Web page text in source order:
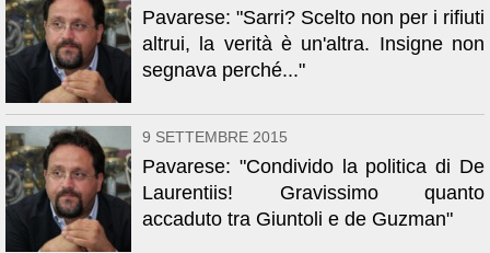
Pavarese: "Sarri? Scelto non per i rifiuti
altrui, la verità è un'altra. Insigne non
segnava perché..."
9 SETTEMBRE 2015
Pavarese: "Condivido la politica di De
Laurentiis! Gravissimo quanto
accaduto tra Giuntoli e de Guzman"